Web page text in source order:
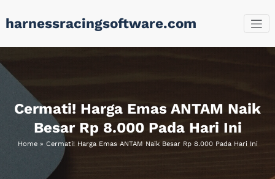
toharnessracingsoftware.com
Cermati! Harga Emas ANTAM Naik
Besar Rp 8.000 Pada Hari Ini
Home» Cermati! Harga Emas ANTAM Naik Besar Rp 8.000 Pada Hari Ini